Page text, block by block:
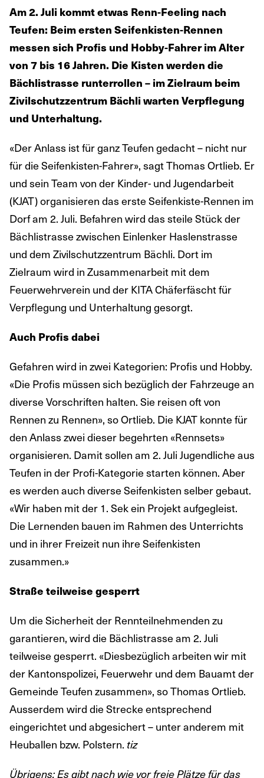
Am 2. Juli kommt etwas Renn-Feeling nach
Teufen: Beim ersten Seifenkisten-Rennen
messen sich Profis und Hobby-Fahrer im Alter
von 7 bis 16 Jahren. Die Kisten werden die
Bächlistrasse runterrollen – im Zielraum beim
Zivilschutzzentrum Bächli warten Verpflegung
und Unterhaltung.
«Der Anlass ist für ganz Teufen gedacht – nicht nur
für die Seifenkisten-Fahrer», sagt Thomas Ortlieb. Er
und sein Team von der Kinder- und Jugendarbeit
(KJAT) organisieren das erste Seifenkiste-Rennen im
Dorf am 2. Juli. Befahren wird das steile Stück der
Bächlistrasse zwischen Einlenker Haslenstrasse
und dem Zivilschutzzentrum Bächli. Dort im
Zielraum wird in Zusammenarbeit mit dem
Feuerwehrverein und der KITA Chäferfäscht für
Verpflegung und Unterhaltung gesorgt.
Auch Profis dabei
Gefahren wird in zwei Kategorien: Profis und Hobby.
«Die Profis müssen sich bezüglich der Fahrzeuge an
diverse Vorschriften halten. Sie reisen oft von
Rennen zu Rennen», so Ortlieb. Die KJAT konnte für
den Anlass zwei dieser begehrten «Rennsets»
organisieren. Damit sollen am 2. Juli Jugendliche aus
Teufen in der Profi-Kategorie starten können. Aber
es werden auch diverse Seifenkisten selber gebaut.
«Wir haben mit der 1. Sek ein Projekt aufgegleist.
Die Lernenden bauen im Rahmen des Unterrichts
und in ihrer Freizeit nun ihre Seifenkisten
zusammen.»
Straße teilweise gesperrt
Um die Sicherheit der Rennteilnehmenden zu
garantieren, wird die Bächlistrasse am 2. Juli
teilweise gesperrt. «Diesbezüglich arbeiten wir mit
der Kantonspolizei, Feuerwehr und dem Bauamt der
Gemeinde Teufen zusammen», so Thomas Ortlieb.
Ausserdem wird die Strecke entsprechend
eingerichtet und abgesichert – unter anderem mit
Heuballen bzw. Polstern. tiz
Übrigens: Es gibt nach wie vor freie Plätze für das